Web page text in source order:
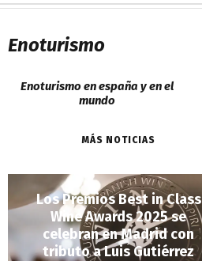
Enoturismo
Enoturismo en españa y en el
mundo
MÁS NOTICIAS
Los Premios Best in Class
Wine Awards 2025 se
celebran en Madrid con
tributo a Luis Gutiérrez